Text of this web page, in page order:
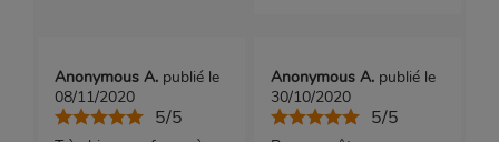
Anonymous A. publié le
08/11/2020
5/5
Anonymous A. publié le
30/10/2020
5/5